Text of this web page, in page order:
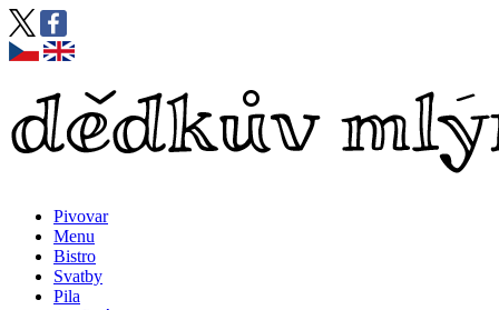
Pivovar
Menu
Bistro
Svatby
Pila